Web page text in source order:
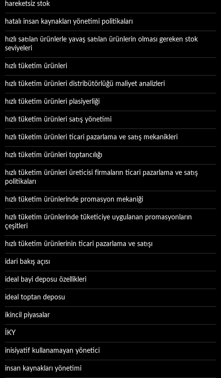
hareketsiz stok
hatalı insan kaynakları yönetimi politikaları
hızlı satılan ürünlerle yavaş satılan ürünlerin olması gereken stok
seviyeleri
hızlı tüketim ürünleri
hızlı tüketim ürünleri distribütörlüğü maliyet analizleri
hızlı tüketim ürünleri plasiyerliği
hızlı tüketim ürünleri satış yönetimi
hızlı tüketim ürünleri ticari pazarlama ve satış mekanikleri
hızlı tüketim ürünleri toptancılığı
hızlı tüketim ürünleri üreticisi firmaların ticari pazarlama ve satış
politikaları
hızlı tüketim ürünlerinde promasyon mekaniği
hızlı tüketim ürünlerinde tüketiciye uygulanan promasyonların
çeşitleri
hızlı tüketim ürünlerinin ticari pazarlama ve satışı
idari bakış açısı
ideal bayi deposu özellikleri
ideal toptan deposu
ikincil piyasalar
İKY
inisiyatif kullanamayan yönetici
insan kaynakları yönetimi